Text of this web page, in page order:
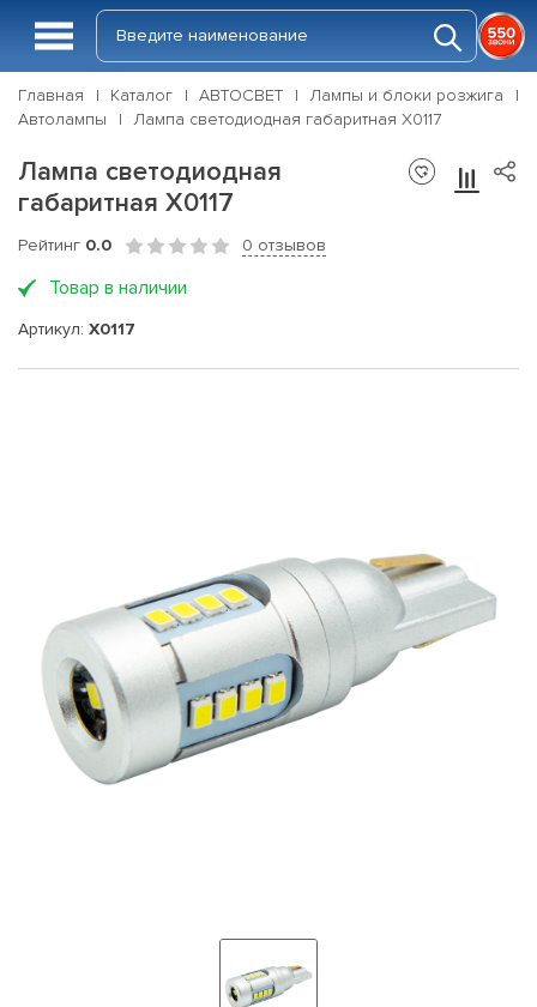
Главная Каталог АВТОСВЕТ
Лампы и блоки розжига
Автолампы
Лампа светодиодная габаритная X0117
Лампа светодиодная
габаритная X0117
Рейтинг 0.0 0 отзывов
Товар в наличии
Артикул: X0117